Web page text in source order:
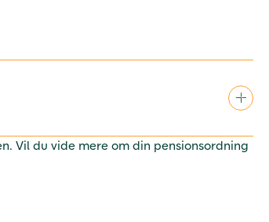
Vil du vide mere om din pensionsordning